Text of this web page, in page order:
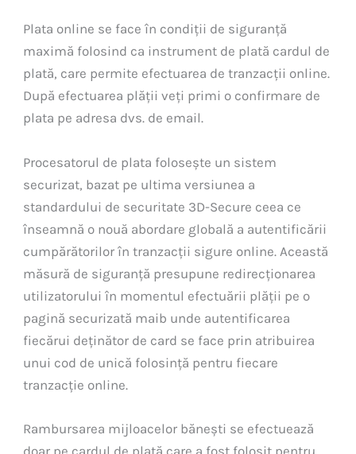
Plata online se face în condiții de siguranță
maximă folosind ca instrument de plată cardul de
plată, care permite efectuarea de tranzacții online.
După efectuarea plății veți primi o confirmare de
plata pe adresa dvs. de email.
Procesatorul de plata folosește un sistem
securizat, bazat pe ultima versiunea a
standardului de securitate 3D-Secure ceea ce
înseamnă o nouă abordare globală a autentificării
cumpărătorilor în tranzacții sigure online. Această
măsură de siguranță presupune redirecționarea
utilizatorului în momentul efectuării plății pe o
pagină securizată maib unde autentificarea
fiecărui deținător de card se face prin atribuirea
unui cod de unică folosință pentru fiecare
tranzacție online.
Rambursarea mijloacelor bănești se efectuează
doar pe cardul de plată care a fost folosit pentru